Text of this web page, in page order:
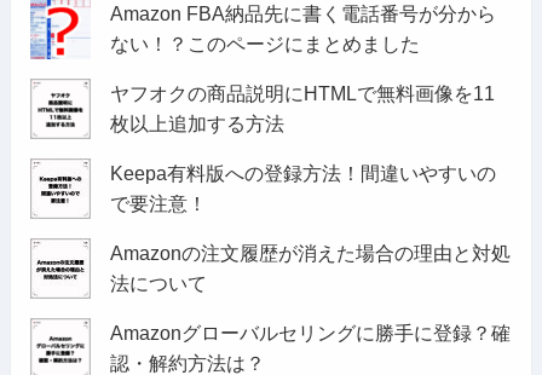
Amazon FBA納品先に書く電話番号が分から
ない！？このページにまとめました
ヤフオクの商品説明にHTMLで無料画像を11
枚以上追加する方法
Keepa有料版への登録方法！間違いやすいの
で要注意！
Amazonの注文履歴が消えた場合の理由と対処
法について
Amazonグローバルセリングに勝手に登録？確
認・解約方法は？